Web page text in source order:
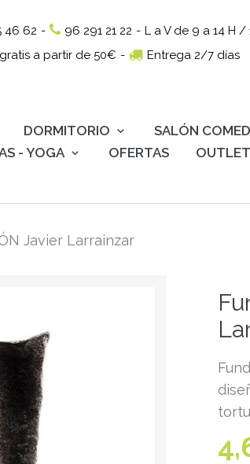
46 62 - 96 291 21 22 - L a V de 9 a 14 H /
a partir de 50€ - Entrega 2/7 días
DORMITORIO SALÓN
- YOGA
OFERTAS OUTLET
Javier Larrainzar